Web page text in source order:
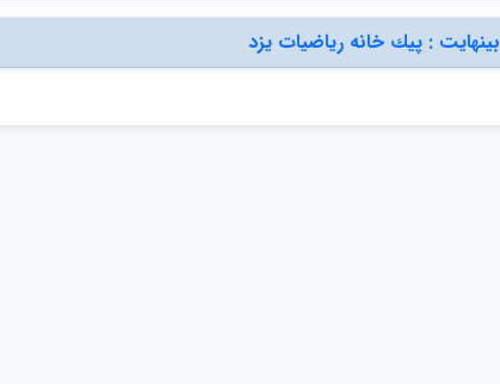
بينهايت : پيك خانه رياضيات يزد